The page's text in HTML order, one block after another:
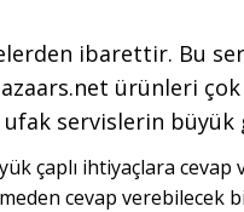
ibarettir. Bu
ürünleri
servislerin büyük
çaplı ihtiyaçlara cevap
cevap verebilecek